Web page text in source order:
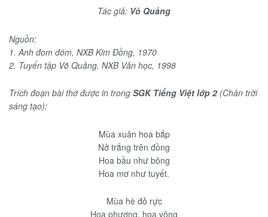
Tác giả: Võ Quảng
Nguồn:
1. Anh đom đóm, NXB Kim Đồng, 1970
2. Tuyển tập Võ Quảng, NXB Văn học, 1998
Trích đoạn bài thơ được in trong SGK Tiếng Việt lớp 2(Chân trời
sáng tạo):
Mùa xuân hoa bắp
Nở trắng trên đồng
Hoa bầu như bông
Hoa mơ như tuyết.
Mùa hè đỏ rực
Hoa phượng, hoa vông